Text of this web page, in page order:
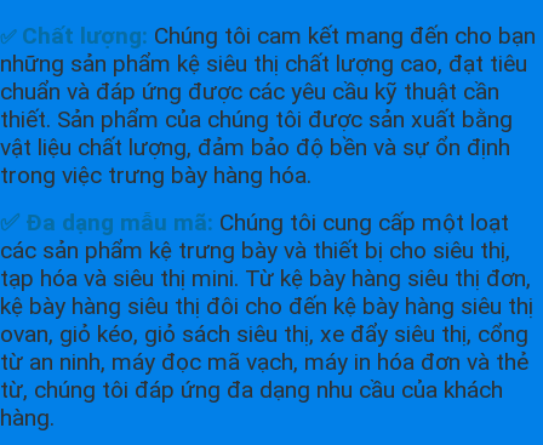
✅ Chất lượng: Chúng tôi cam kết mang đến cho bạn
những sản phẩm kệ siêu thị chất lượng cao, đạt tiêu
chuẩn và đáp ứng được các yêu cầu kỹ thuật cần
thiết. Sản phẩm của chúng tôi được sản xuất bằng
vật liệu chất lượng, đảm bảo độ bền và sự ổn định
trong việc trưng bày hàng hóa.
✅ Đa dạng mẫu mã: Chúng tôi cung cấp một loạt
các sản phẩm kệ trưng bày và thiết bị cho siêu thị,
tạp hóa và siêu thị mini. Từ kệ bày hàng siêu thị đơn,
kệ bày hàng siêu thị đôi cho đến kệ bày hàng siêu thị
ovan, giỏ kéo, giỏ sách siêu thị, xe đẩy siêu thị, cổng
từ an ninh, máy đọc mã vạch, máy in hóa đơn và thẻ
từ, chúng tôi đáp ứng đa dạng nhu cầu của khách
hàng.